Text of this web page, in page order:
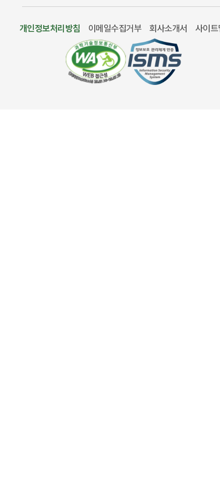
개인정보처리방침 이메일수집거부 회사소개서 사이